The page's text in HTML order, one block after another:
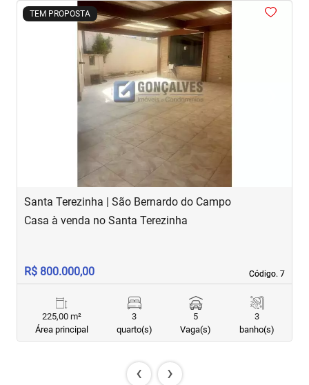
TEM PROPOSTA
<<<<
Previous
Santa Terezinha | São Bernardo do Campo
Código. 7
Código. 7
Casa à venda no Santa Terezinha
R$ 800.000,00
225,00 m²
Área principal
3
quarto(s)
5
Vaga(s)
3
banho(s)
‹ ›